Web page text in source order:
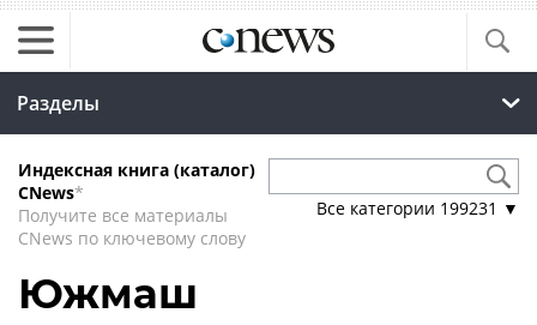
Разделы
Индексная книга (каталог)
CNews*
Получите все материалы
CNews по ключевому слову
Все категории 199231 ▼
Южмаш